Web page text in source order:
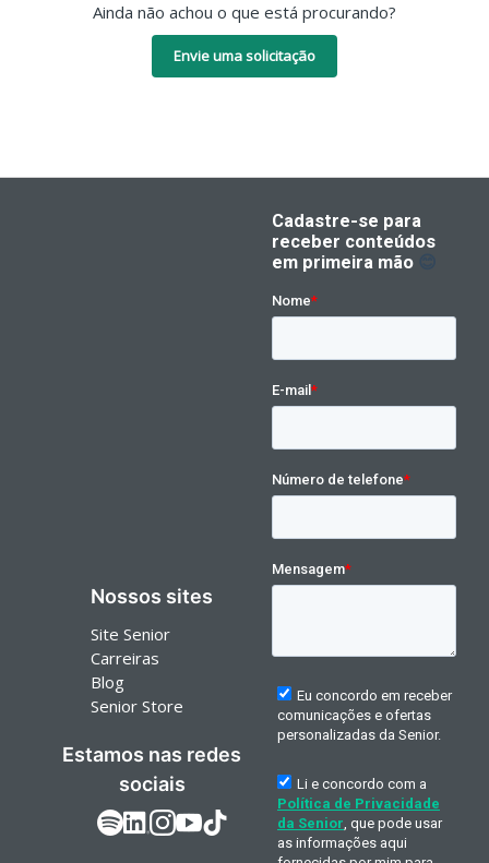
Ainda não achou o que está procurando?
Envie uma solicitação
Nossos sites
Site Senior
Carreiras
Blog
Senior Store
Estamos nas redes
sociais